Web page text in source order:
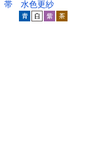
帯 水色更紗